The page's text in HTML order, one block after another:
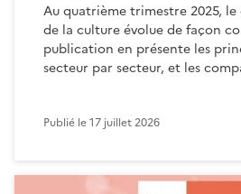
Au quatrième trimestre 2025,
de la culture évolue de façon
publication en présente les
secteur par secteur, et les
Publié le17 juillet 2026